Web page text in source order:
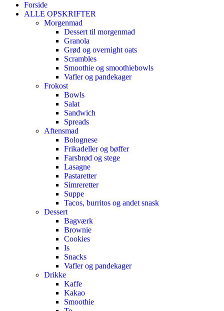
Forside
ALLE OPSKRIFTER
Morgenmad
Dessert til morgenmad
Granola
Grød og overnight oats
Scrambles
Smoothie og smoothiebowls
Vafler og pandekager
Frokost
Bowls
Salat
Sandwich
Spreads
Aftensmad
Bolognese
Frikadeller og bøffer
Farsbrød og stege
Lasagne
Pastaretter
Simreretter
Suppe
Tacos, burritos og andet snask
Dessert
Bagværk
Brownie
Cookies
Is
Snacks
Vafler og pandekager
Drikke
Kaffe
Kakao
Smoothie